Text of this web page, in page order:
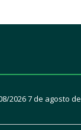
20267 de agosto de